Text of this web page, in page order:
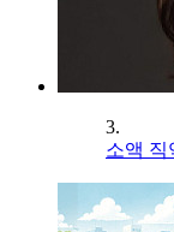
3.
소액 직